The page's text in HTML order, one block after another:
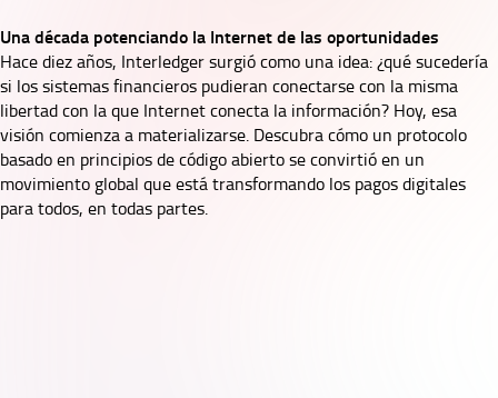
Una década potenciando la Internet de las oportunidades
Hace diez años, Interledger surgió como una idea: ¿qué sucedería
si los sistemas financieros pudieran conectarse con la misma
libertad con la que Internet conecta la información? Hoy, esa
visión comienza a materializarse. Descubra cómo un protocolo
basado en principios de código abierto se convirtió en un
movimiento global que está transformando los pagos digitales
para todos, en todas partes.